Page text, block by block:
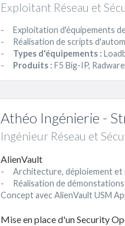
Exploitant Réseau et
- Exploitation d'équipements
- Réalisation de scripts
- Types d'équipements :
- Produits : F5 Big-IP,
Athéo Ingénierie -
Ingénieur Réseau et
AlienVault
- Architecture, déploiement et
- Réalisation de
Concept avec AlienVault USM
Mise en place d'un Security